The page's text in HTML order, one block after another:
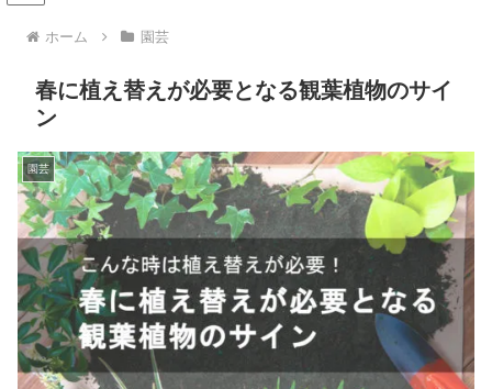
ホーム 園芸
春に植え替えが必要となる観葉植物のサイ
ン
園芸